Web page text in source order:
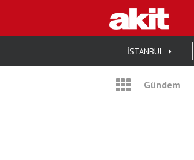
İSTANBUL
Gündem